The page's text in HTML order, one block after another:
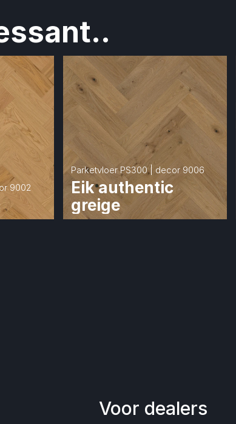
9002
Parketvloer PS300 | decor 9006
Eik authentic
greige
Voor dealers